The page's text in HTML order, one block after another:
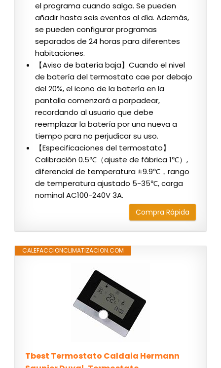
el programa cuando salga. Se pueden
añadir hasta seis eventos al día. Además,
se pueden configurar programas
separados de 24 horas para diferentes
habitaciones.
【Aviso de batería baja】Cuando el nivel
de batería del termostato cae por debajo
del 20%, el icono de la batería en la
pantalla comenzará a parpadear,
recordando al usuario que debe
reemplazar la batería por una nueva a
tiempo para no perjudicar su uso.
【Especificaciones del termostato】
Calibración 0.5℃（ajuste de fábrica 1℃）,
diferencial de temperatura ±9.9℃，rango
de temperatura ajustado 5-35℃, carga
nominal AC100-240V 3A.
Compra Rápida
CALEFACCIONCLIMATIZACION.COM
Tbest Termostato Caldaia Hermann